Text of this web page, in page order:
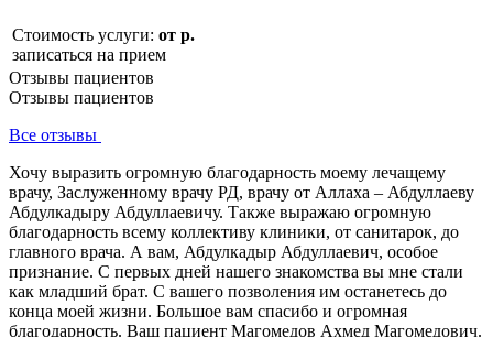
Стоимость услуги: от р.
записаться на прием
Отзывы пациентов
Отзывы пациентов
Все отзывы
Хочу выразить огромную благодарность моему лечащему
врачу, Заслуженному врачу РД, врачу от Аллаха – Абдуллаеву
Абдулкадыру Абдуллаевичу. Также выражаю огромную
благодарность всему коллективу клиники, от санитарок, до
главного врача. А вам, Абдулкадыр Абдуллаевич, особое
признание. С первых дней нашего знакомства вы мне стали
как младший брат. С вашего позволения им останетесь до
конца моей жизни. Большое вам спасибо и огромная
благодарность. Ваш пациент Магомедов Ахмед Магомедович.